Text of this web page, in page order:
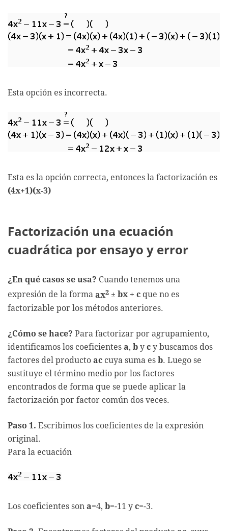
Esta opción es incorrecta.
Esta es la opción correcta, entonces la factorización es
(4x+1)(x-3)
Factorización una ecuación
cuadrática por ensayo y error
¿En qué casos se usa? Cuando tenemos una
expresión de la forma ax2 ± bx + c que no es
factorizable por los métodos anteriores.
¿Cómo se hace? Para factorizar por agrupamiento,
identificamos los coeficientes a, b y c y buscamos dos
factores del producto ac cuya suma es b. Luego se
sustituye el término medio por los factores
encontrados de forma que se puede aplicar la
factorización por factor común dos veces.
Paso 1. Escribimos los coeficientes de la expresión
original.
Para la ecuación
Los coeficientes son a=4, b=-11 y c=-3.